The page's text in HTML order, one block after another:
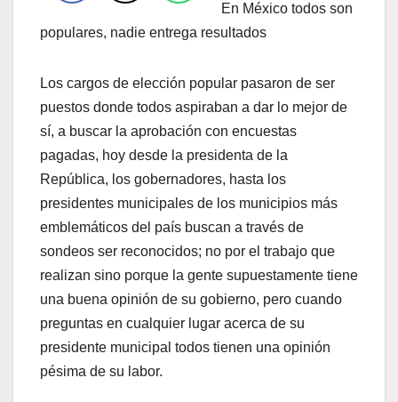
En México todos son
populares, nadie entrega resultados
Los cargos de elección popular pasaron de ser
puestos donde todos aspiraban a dar lo mejor de
sí, a buscar la aprobación con encuestas
pagadas, hoy desde la presidenta de la
República, los gobernadores, hasta los
presidentes municipales de los municipios más
emblemáticos del país buscan a través de
sondeos ser reconocidos; no por el trabajo que
realizan sino porque la gente supuestamente tiene
una buena opinión de su gobierno, pero cuando
preguntas en cualquier lugar acerca de su
presidente municipal todos tienen una opinión
pésima de su labor.